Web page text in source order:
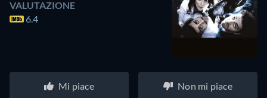
VALUTAZIONE
6.4
Mi piace Non mi piace